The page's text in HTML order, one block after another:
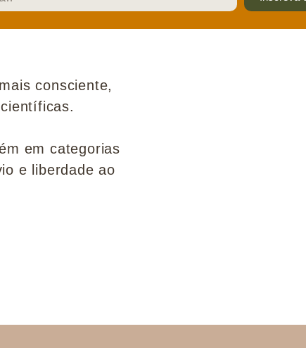
consciente,
em categorias
e liberdade ao